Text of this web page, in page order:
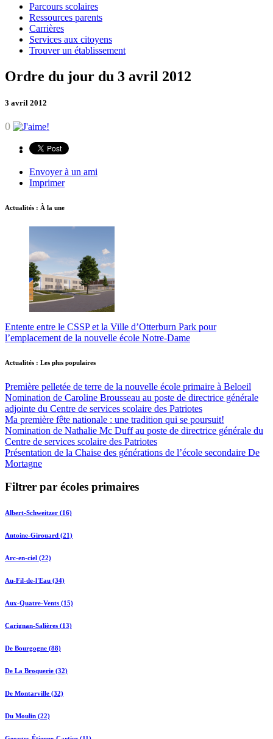
Parcours scolaires
Ressources parents
Carrières
Services aux citoyens
Trouver un établissement
Ordre du jour du 3 avril 2012
3 avril 2012
0
Envoyer à un ami
Imprimer
Actualités : À la une
Entente entre le CSSP et la Ville d’Otterburn Park pour
l’emplacement de la nouvelle école Notre-Dame
Actualités : Les plus populaires
Première pelletée de terre de la nouvelle école primaire à Beloeil
Nomination de Caroline Brousseau au poste de directrice générale
adjointe du Centre de services scolaire des Patriotes
Ma première fête nationale : une tradition qui se poursuit!
Nomination de Nathalie Mc Duff au poste de directrice générale du
Centre de services scolaire des Patriotes
Présentation de la Chaise des générations de l’école secondaire De
Mortagne
Filtrer par écoles primaires
Albert-Schweitzer (16)
Antoine-Girouard (21)
Arc-en-ciel (22)
Au-Fil-de-l'Eau (34)
Aux-Quatre-Vents (15)
Carignan-Salières (13)
De Bourgogne (88)
De La Broquerie (32)
De Montarville (32)
Du Moulin (22)